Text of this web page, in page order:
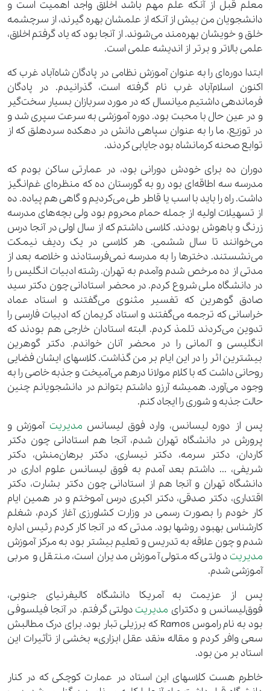
معلم قبل از آنکه علم مهم باشد اخلاق واجد اهمیت است و
دانشجویان من بیش از آنکه از علمشان بهره گیرند، از سرچشمه
خلق و خویشان بهره‌مند می‌شوند. از آنجا بود که یاد گرفتم اخلاق،
علمی بالاتر و برتر از اندیشه علمی است.
ابتدا دوره‌ای را به عنوان آموزش نظامی در پادگان شاه‌آباد غرب که
اکنون اسلام‌آباد غرب نام گرفته است، گذرانیدم. در پادگان
فرماندهی داشتیم میانسال که در مورد سربازان بسیار سخت‌گیر
و در عین حال با محبت بود. دوره آموزشی به سرعت سپری شد و
در توزیع، ما را به عنوان سپاهی دانش در دهکده سردهلق که از
توابع صحنه کرمانشاه بود جایابی کردند.
دوران ده برای خودش دورانی بود، در عمارتی ساکن بودم که
مدرسه سه اطاقه‌ای بود رو به گورستان ده که منظره‌ای غم‌انگیز
داشت. راه را باید با اسب یا قاطر طی می‌کردیم و گاهی هم پیاده. ده
از تسهیلات اولیه از جمله حمام محروم بود ولی بچه‌های مدرسه
زرنگ و باهوش بودند. کلاسی داشتم که از سال اولی در آنجا درس
می‌خوانند تا سال ششمی. هر کلاسی در یک ردیف نیمکت
می‌نشستند. دخترها را به مدرسه نمی‌فرستادند و خلاصه بعد از
مدتی از ده مرخص شدم و‌آمدم به تهران. رشته ادبیات انگلیس را
در دانشگاه ملی شروع کردم. در محضر استادانی چون دکتر سید
صادق گوهرین که تفسیر مثنوی می‌گفتند و استاد عماد
خراسانی که ترجمه می‌گفتند و استاد کریمان که ادبیات فارسی را
تدوین می‌کردند تلمذ کردم. البته استادان خارجی هم بودند که
انگلیسی و آلمانی را در محضر آنان خواندم. دکتر گوهرین
بیشترین اثر را در این ایام بر من گذاشت. کلاسهای ایشان فضایی
روحانی داشت که با کلام مولانا درهم می‌آمیخت و جذبه خاصی را به
وجود می‌آورد. همیشه آرزو داشتم بتوانم در دانشجویانم چنین
حالت جذبه و شوری را ایجاد کنم.
پس از دوره لیسانس، وارد فوق لیسانس مدیریت آموزش و
پرورش در دانشگاه تهران شدم، آنجا هم استادانی چون دکتر
کاردان، دکتر سرمه، دکتر نیساری، دکتر برهان‌منش، دکتر
شریفی، ... داشتم بعد آمدم به فوق لیسانس علوم اداری در
دانشگاه تهران و آنجا هم از استادانی چون دکتر بشارت، دکتر
اقتداری، دکتر صدقی، دکتر اکبری درس آموختم و در همین ایام
کار خودم را بصورت رسمی در وزارت کشاورزی آغاز کردم، شغلم
کارشناس بهبود روشها بود. مدتی که در آنجا کار کردم رئیس اداره
شدم و چون علاقه به تدریس و تعلیم بیشتر بود به مرکز آموزش
مدیریت دولتی که متولی آموزش مدیران است، منتقل و مربی
آموزشی شدم.
پس از عزیمت به آمریکا دانشگاه کالیفرنیای جنوبی،
فوق‌لیسانس و دکترای مدیریت دولتی گرفتم. در آنجا فیلسوفی
بود به نام راموس Ramos که برزیلی تبار بود. برای درک مطالبش
سعی وافر کردم و مقاله «نقد عقل ابزاری» بخشی از تأثیرات این
استاد بر من بود.
خاطرم هست کلاسهای این استاد در عمارت کوچکی که در کنار